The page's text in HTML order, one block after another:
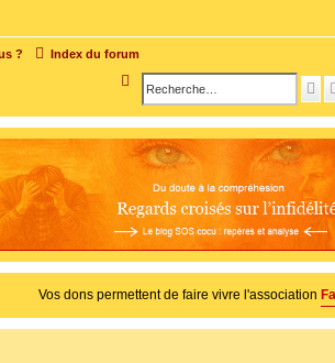
? Index du forum
e
c
h
e
h
r
c
h
e
r
Vos dons permettent de faire vivre l'association